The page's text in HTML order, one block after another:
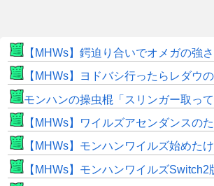
【MHWs】鍔迫り合いでオメガの強さ見せ
【MHWs】ヨドバシ行ったらレダウのキーホルダ
モンハンの操虫棍「スリンガー取って…猟虫強化して…エキス取
【MHWs】ワイルズアセンダンスのためにPS5pro買おうとし
【MHWs】モンハンワイルズ始めたけど
【MHWs】モンハンワイルズSwitch2